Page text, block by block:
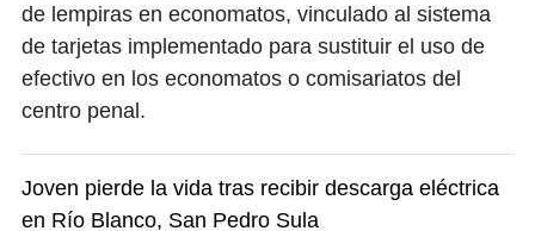
de lempiras en economatos, vinculado al sistema
de tarjetas implementado para sustituir el uso de
efectivo en los economatos o comisariatos del
centro penal.
Joven pierde la vida tras recibir descarga eléctrica
en Río Blanco, San Pedro Sula